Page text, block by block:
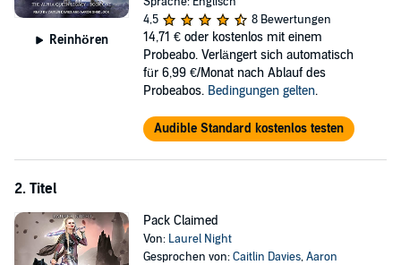
treating me like a genetic freak my whole life, he suddenly decides
to stake a claim.
But I can't refuse the challenge, and my wolf won't back down.
Either I submit to the alpha and become mated to his skeezy pelt, or
I win the challenge and my freedom...by taking his place as alpha.
Only no one has ever heard of a female alpha, and if I become one,
Reinhören
4,5
8 Bewertungen
14,71 € oder kostenlos mit einem
Probeabo. Verlängert sich automatisch
für 6,99 €/Monat nach Ablauf des
Probeabos. Bedingungen gelten.
Audible Standard kostenlos testen
2. Titel
Pack Claimed
Von: Laurel Night
Gesprochen von:Caitlin Davies,Aaron